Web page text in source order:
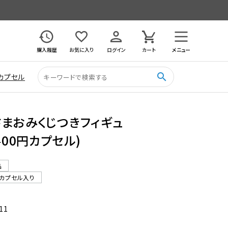
購入履歴
お気に入り ログイン カート メニュー
プセル search
おみくじつきフィギュ
円カプセル)
カプセル入り